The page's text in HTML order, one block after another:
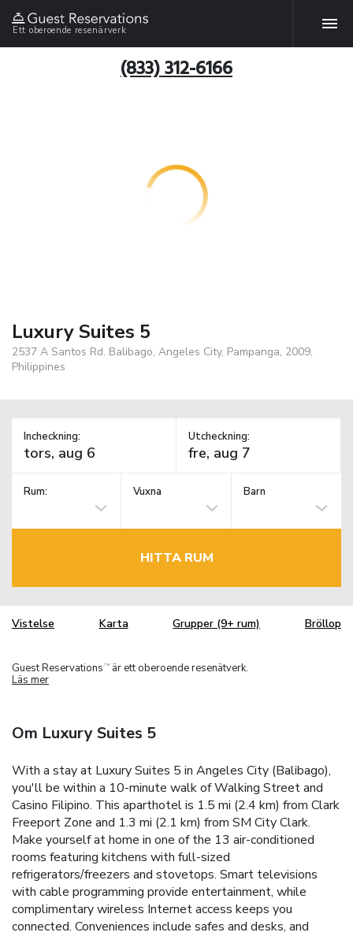
Ett oberoende resenärverk
(833) 312-6166
Luxury Suites 5
2537 A Santos Rd. Balibago, Angeles City, Pampanga, 2009,
Philippines
Incheckning: Utcheckning:
Rum: Vuxna Barn
HITTA RUM
Vistelse Karta Grupper (9+ rum) Bröllop
Guest Reservations TM
är ett oberoende resenätverk.
Läs mer
Om Luxury Suites 5
With a stay at Luxury Suites 5 in Angeles City (Balibago),
you'll be within a 10-minute walk of Walking Street and
Casino Filipino. This aparthotel is 1.5 mi (2.4 km) from Clark
Freeport Zone and 1.3 mi (2.1 km) from SM City Clark.
Make yourself at home in one of the 13 air-conditioned
rooms featuring kitchens with full-sized
refrigerators/freezers and stovetops. Smart televisions
with cable programming provide entertainment, while
complimentary wireless Internet access keeps you
connected. Conveniences include safes and desks, and